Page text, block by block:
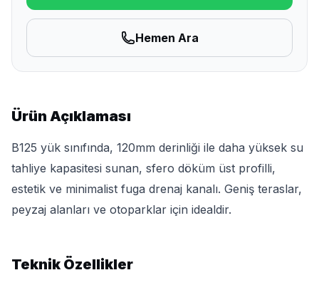
Hemen Ara
Ürün Açıklaması
B125 yük sınıfında, 120mm derinliği ile daha yüksek su
tahliye kapasitesi sunan, sfero döküm üst profilli,
estetik ve minimalist fuga drenaj kanalı. Geniş teraslar,
peyzaj alanları ve otoparklar için idealdir.
Teknik Özellikler